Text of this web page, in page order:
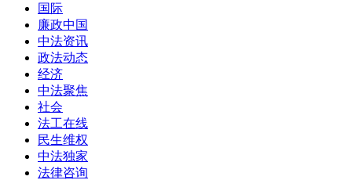
国际
廉政中国
中法资讯
政法动态
经济
中法聚焦
社会
法工在线
民生维权
中法独家
法律咨询